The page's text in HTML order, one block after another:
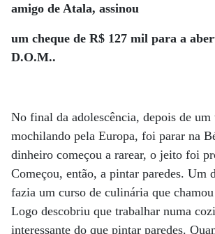
amigo de Atala, assinou
um cheque de R$ 127 mil para a
D.O.M..
No final da adolescência, depois de um
mochilando pela Europa, foi parar na
dinheiro começou a rarear, o jeito foi
Começou, então, a pintar paredes. Um
fazia um curso de culinária que chamou
Logo descobriu que trabalhar numa
interessante do que pintar paredes.